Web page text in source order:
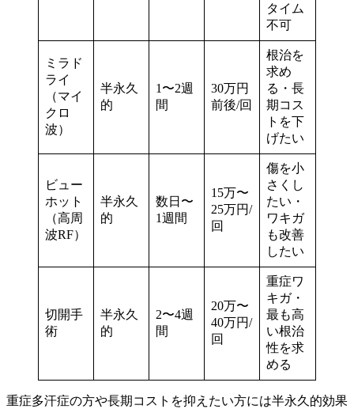
タイム
不可
ミラド
ライ
（マイ
クロ
波）
半永久
的
1〜2週
間
30万円
前後/回
根治を
求め
る・長
期コス
トを下
げたい
ビュー
ホット
（高周
波RF）
半永久
的
数日〜
1週間
15万〜
25万円/
回
傷を小
さくし
たい・
ワキガ
も改善
したい
切開手
術
半永久
的
2〜4週
間
20万〜
40万円/
回
重症ワ
キガ・
最も高
い根治
性を求
める
重症多汗症の方や長期コストを抑えたい方には半永久的効果